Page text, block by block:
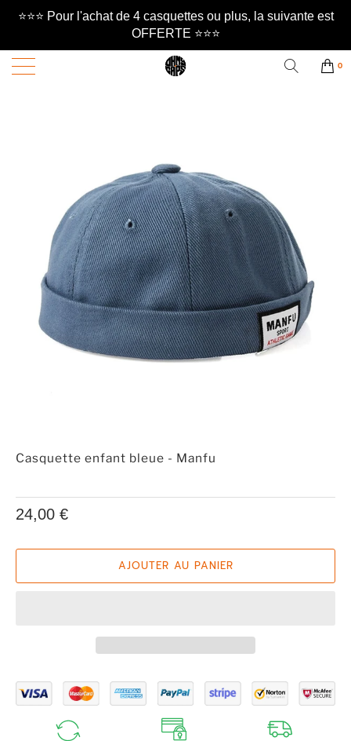
⭐️⭐️⭐️ Pour l'achat de 4 casquettes ou plus, la suivante est
OFFERTE ⭐️⭐️⭐️
0
Casquette enfant bleue - Manfu
24,00 €
AJOUTER AU PANIER